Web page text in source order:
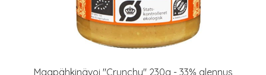
Maapähkinävoi "Crunchy" 230g - 33% alennus